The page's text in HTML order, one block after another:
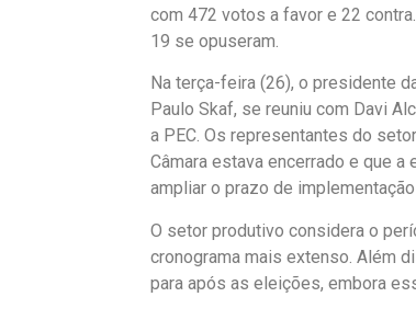
com 472 votos a favor e 22
19 se opuseram.
Na terça-feira (26), o presidente
Paulo Skaf, se reuniu com Davi
a PEC. Os representantes do
Câmara estava encerrado e que
ampliar o prazo de
O setor produtivo considera o
cronograma mais extenso. Além
para após as eleições, embora